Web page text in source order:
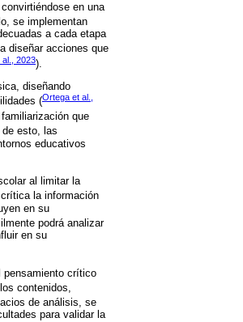
en una
se implementan
a cada etapa
diseñar acciones que
2023).
diseñando
(Ortega et al.,
que
de esto, las
educativos
al limitar la
la información
en su
podrá analizar
en su
pensamiento crítico
contenidos,
de análisis, se
para validar la